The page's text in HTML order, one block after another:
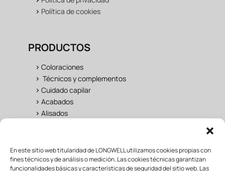
En este sitio web titularidad de LONGWELL utilizamos cookies propias con
fines técnicos y de análisis o medición. Las cookies técnicas garantizan
funcionalidades básicas y características de seguridad del sitio web. Las
> Política de cookies
PRODUCTOS
> Coloraciones
> Técnicos y complementos
> Cuidado capilar
> Acabados
> Alisados
UNIVERSO LONGWELL
>Salon